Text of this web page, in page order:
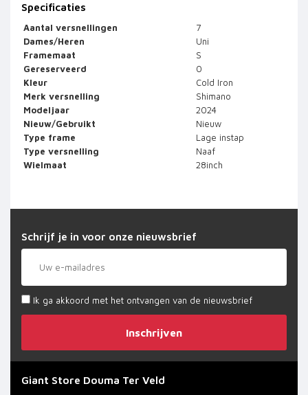
Specificaties
Aantal versnellingen
7
Dames/Heren
Uni
Framemaat
S
Gereserveerd
0
Kleur
Cold Iron
Merk versnelling
Shimano
Modeljaar
2024
Nieuw/Gebruikt
Nieuw
Type frame
Lage instap
Type versnelling
Naaf
Wielmaat
28inch
Schrijf je in voor onze nieuwsbrief
Ik ga akkoord met het ontvangen van de nieuwsbrief
Inschrijven
Giant Store Douma Ter Veld